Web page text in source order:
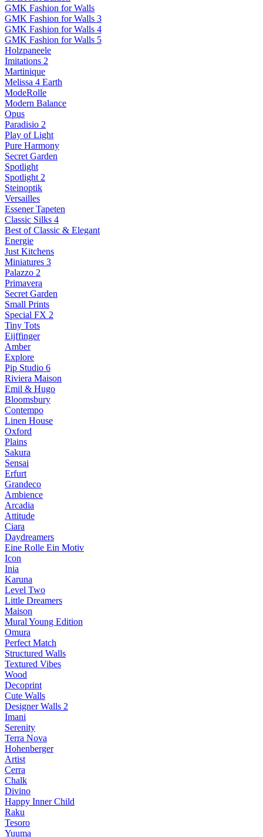
GMK Fashion for Walls
GMK Fashion for Walls 3
GMK Fashion for Walls 4
GMK Fashion for Walls 5
Holzpaneele
Imitations 2
Martinique
Melissa 4 Earth
ModeRolle
Modern Balance
Opus
Paradisio 2
Play of Light
Pure Harmony
Secret Garden
Spotlight
Spotlight 2
Steinoptik
Versailles
Essener Tapeten
Classic Silks 4
Best of Classic & Elegant
Energie
Just Kitchens
Miniatures 3
Palazzo 2
Primavera
Secret Garden
Small Prints
Special FX 2
Tiny Tots
Eijffinger
Amber
Explore
Pip Studio 6
Riviera Maison
Emil & Hugo
Bloomsbury
Contempo
Linen House
Oxford
Plains
Sakura
Sensai
Erfurt
Grandeco
Ambience
Arcadia
Attitude
Ciara
Daydreamers
Eine Rolle Ein Motiv
Icon
Inia
Karuna
Level Two
Little Dreamers
Maison
Mural Young Edition
Omura
Perfect Match
Structured Walls
Textured Vibes
Wood
Decoprint
Cute Walls
Designer Walls 2
Imani
Serenity
Terra Nova
Hohenberger
Artist
Cerra
Chalk
Divino
Happy Inner Child
Raku
Tesoro
Yuuma